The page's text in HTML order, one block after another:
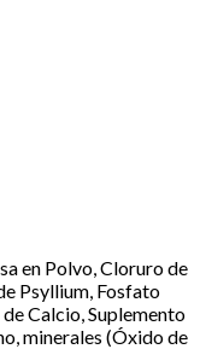
en Polvo, Cloruro de
Psyllium, Fosfato
Calcio, Suplemento
minerales (Óxido de